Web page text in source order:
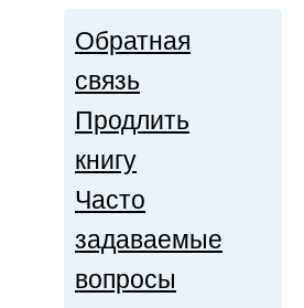
Обратная
связь
Продлить
книгу
Часто
задаваемые
вопросы